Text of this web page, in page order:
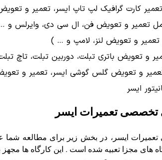
کارت گرافیک لپ تاپ ایسر، تعمیر و
تعمیر و تعویض فن، ال سی دی، وایرلس و
تعمیر و تعویض لنز، لامپ و … )
و تعویض باتری تبلت، دوربین تبلت، تاچ
و تعویض گلس گوشی ایسر، تعمیر و
ایسر
تخصصی تعمیرات ایسر
ایسر، در بخش زیر برای مطالعه شما
های مجزا تعبیه شده است . این کارگاه ها مجهز